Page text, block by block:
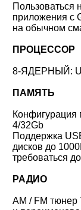
Пользоваться
приложения с
на обычном
ПРОЦЕССОР
8-ЯДЕРНЫЙ:
ПАМЯТЬ
Конфигурация
4/32Gb
Поддержка
дисков до
требоваться
РАДИО
AM / FM тюнер